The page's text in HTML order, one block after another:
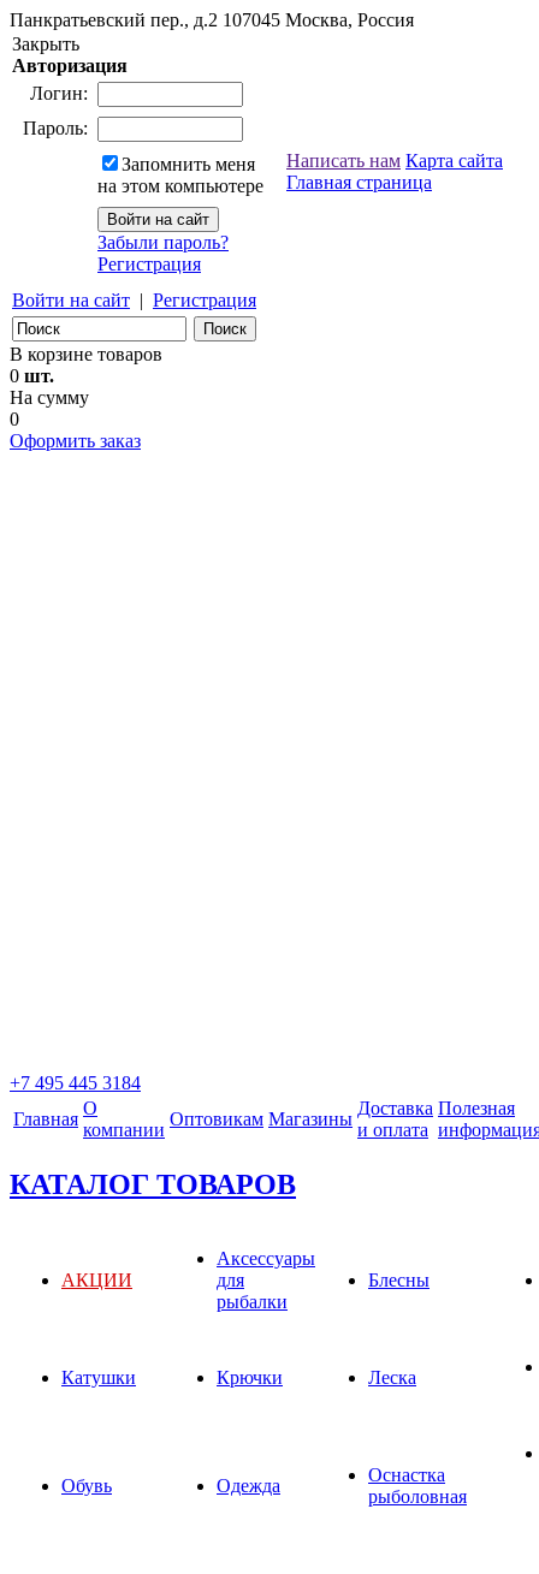
Панкратьевский пер., д.2 107045 Москва, Россия
Закрыть
Авторизация
Логин:
Пароль:
Запомнить меня
на этом компьютере
Забыли пароль?
Регистрация
Войти на сайт | Регистрация
Написать нам Карта сайта
Главная страница
В корзине товаров
0 шт.
На сумму
0
Оформить заказ
+7 495 445 3184
Главная
О
компании
Оптовикам Магазины
Доставка
и оплата
Полезная
КАТАЛОГ ТОВАРОВ
АКЦИИ
Аксессуары
для
рыбалки
Блесны
Катушки Крючки Леска
Обувь Одежда
Оснастка
рыболовная